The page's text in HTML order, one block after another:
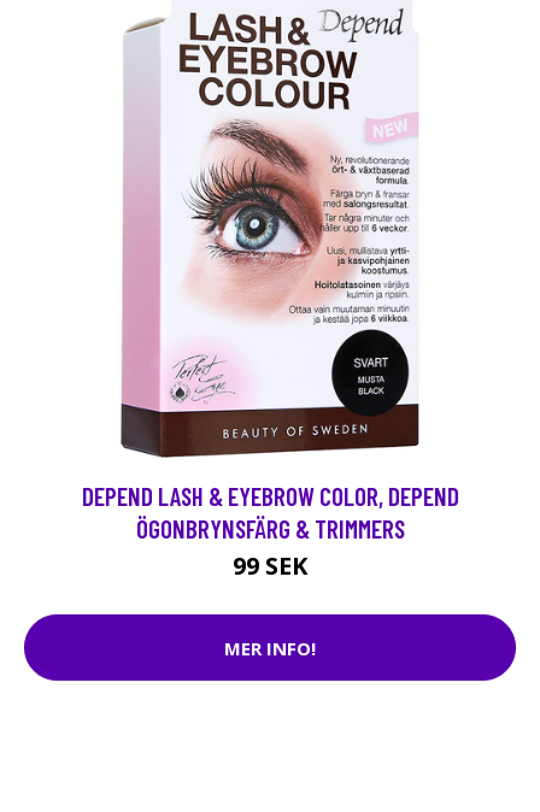
DEPEND LASH & EYEBROW COLOR, DEPEND
ÖGONBRYNSFÄRG & TRIMMERS
99 SEK
MER INFO!